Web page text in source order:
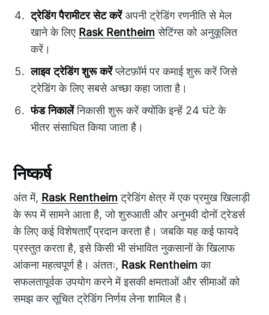
ट्रेडिंग पैरामीटर सेट करेंअपनी ट्रेडिंग रणनीति से मेल
खाने के लिए Rask Rentheim सेटिंग्स को अनुकूलित
करें।
लाइव ट्रेडिंग शुरू करेंप्लेटफ़ॉर्म पर कमाई शुरू करें जिसे
ट्रेडिंग के लिए सबसे अच्छा कहा जाता है।
फंड निकालेंनिकासी शुरू करें क्योंकि इन्हें 24 घंटे के
भीतर संसाधित किया जाता है।
निष्कर्ष
अंत में, Rask Rentheim ट्रेडिंग क्षेत्र में एक प्रमुख खिलाड़ी
के रूप में सामने आता है, जो शुरुआती और अनुभवी दोनों ट्रेडर्स
के लिए कई विशेषताएँ प्रदान करता है। जबकि यह कई फायदे
प्रस्तुत करता है, इसे किसी भी संभावित नुकसानों के खिलाफ
आंकना महत्वपूर्ण है। अंततः, Rask Rentheim का
सफलतापूर्वक उपयोग करने में इसकी क्षमताओं और सीमाओं को
समझ कर सूचित ट्रेडिंग निर्णय लेना शामिल है।